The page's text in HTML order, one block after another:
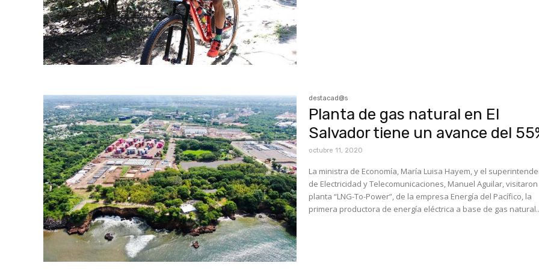
destacad@s
Planta de gas natural en El
Salvador tiene un avance del
octubre 11, 2020
La ministra de Economía, María Luisa Hayem, y el
de Electricidad y Telecomunicaciones, Manuel Aguilar,
planta “LNG-To-Power”, de la empresa Energía del Pacífico, la
primera productora de energía eléctrica a base de gas